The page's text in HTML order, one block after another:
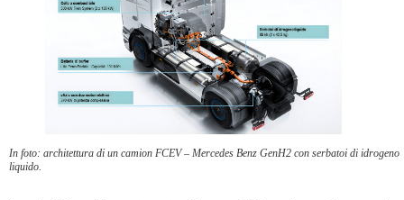
In foto: architettura di un camion FCEV – Mercedes Benz GenH2 con serbatoi di idrogeno
liquido.